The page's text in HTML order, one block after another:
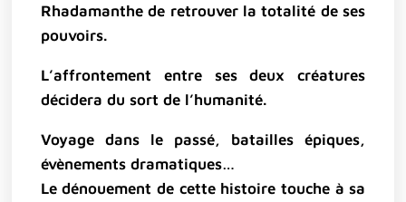
Rhadamanthe de retrouver la totalité de ses
pouvoirs.
L’affrontement entre ses deux créatures
décidera du sort de l’humanité.
Voyage dans le passé, batailles épiques,
évènements dramatiques…
Le dénouement de cette histoire touche à sa